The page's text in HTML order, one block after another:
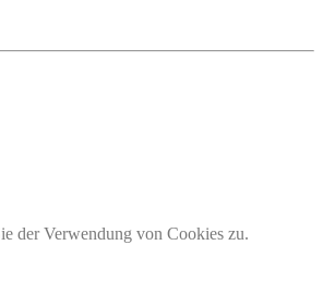
der Verwendung von Cookies zu.